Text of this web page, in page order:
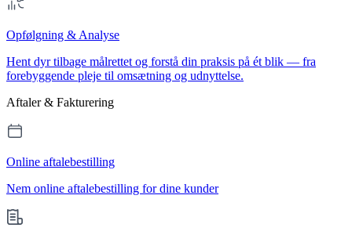
Opfølgning & Analyse
Hent dyr tilbage målrettet og forstå din praksis på ét blik — fra
forebyggende pleje til omsætning og udnyttelse.
Aftaler & Fakturering
Online aftalebestilling
Nem online aftalebestilling for dine kunder